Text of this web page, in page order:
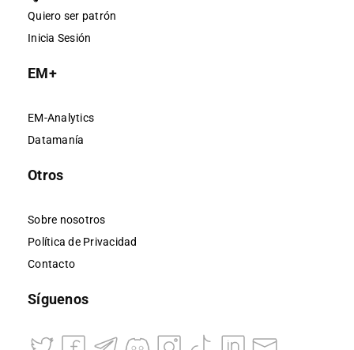
Quiero ser patrón
Inicia Sesión
EM+
EM-Analytics
Datamanía
Otros
Sobre nosotros
Política de Privacidad
Contacto
Síguenos